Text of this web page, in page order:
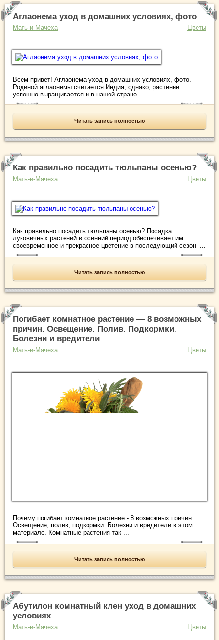
Аглаонема уход в домашних условиях, фото
Мать-и-Мачеха Цветы
Всем привет! Аглаонема уход в домашних условиях, фото.
Родиной аглаонемы считается Индия, однако, растение
успешно выращивается и в нашей стране. ...
Читать запись полностью
Как правильно посадить тюльпаны осенью?
Мать-и-Мачеха Цветы
Как правильно посадить тюльпаны осенью? Посадка
луковичных растений в осенний период обеспечивает им
своевременное и прекрасное цветение в последующий сезон. ...
Читать запись полностью
Погибает комнатное растение — 8 возможных
причин. Освещение. Полив. Подкормки.
Болезни и вредители
Мать-и-Мачеха Цветы
Почему погибает комнатное растение - 8 возможных причин.
Освещение, полив, подкормки. Болезни и вредители в этом
материале. Комнатные растения так ...
Читать запись полностью
Абутилон комнатный клен уход в домашних
условиях
Мать-и-Мачеха Цветы